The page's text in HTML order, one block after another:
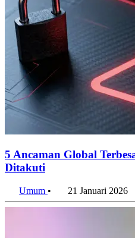
5 Ancaman Global
Umum• 21 Januari 2026